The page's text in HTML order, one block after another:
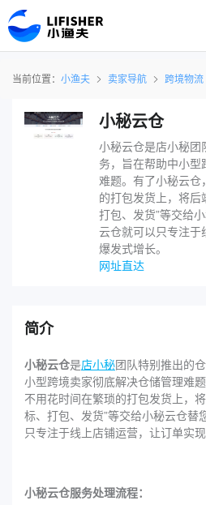
当前位置： 小渔夫 卖家导航 跨境物流
小秘云仓
小秘云仓是店小秘​团
务，旨在帮助中小
难题。有了小秘云仓
的打包发货上，将后
打包、发货”等交给
云仓就可以只专注于
爆发式增长。
网址直达
简介
小秘云仓是店小秘团队特别推出的
小型跨境卖家彻底解决仓储管理难
不用花时间在繁琐的打包发货上，
标、打包、发货”等交给小秘云仓替
只专注于线上店铺运营，让订单实现
小秘云仓服务处理流程：